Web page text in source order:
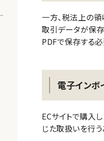
一方、税法上の
取引データが保
PDFで保存する
電子インボ
ECサイトで購入
じた取扱いを行